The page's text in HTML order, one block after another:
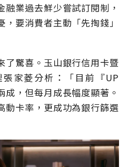
融業過去鮮少嘗試訂閱制，
要消費者主動「先掏錢」
了驚喜。玉山銀行信用卡暨
家菱分析：「目前『UP
成，但每月成長幅度顯著。
動卡率，更成功為銀行篩選